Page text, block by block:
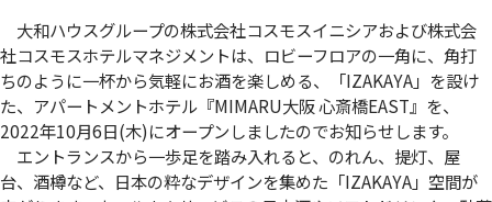
大和ハウスグループの株式会社コスモスイニシアおよび株式会
社コスモスホテルマネジメントは、ロビーフロアの一角に、角打
ちのように一杯から気軽にお酒を楽しめる、「IZAKAYA」を設け
た、アパートメントホテル『MIMARU大阪 心斎橋EAST』を、
2022年10月6日(木)にオープンしましたのでお知らせします。
エントランスから一歩足を踏み入れると、のれん、提灯、屋
台、酒樽など、日本の粋なデザインを集めた「IZAKAYA」空間が